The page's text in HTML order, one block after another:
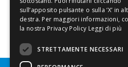
Leggi di più
STRETTAMENTE NECESSARI